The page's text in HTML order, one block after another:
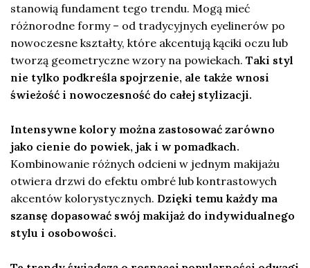
stanowią fundament tego trendu. Mogą mieć
różnorodne formy – od tradycyjnych eyelinerów po
nowoczesne kształty, które akcentują kąciki oczu lub
tworzą geometryczne wzory na powiekach. Taki styl
nie tylko podkreśla spojrzenie, ale także wnosi
świeżość i nowoczesność do całej stylizacji.
Intensywne kolory można zastosować zarówno
jako cienie do powiek, jak i w pomadkach.
Kombinowanie różnych odcieni w jednym makijażu
otwiera drzwi do efektu ombré lub kontrastowych
akcentów kolorystycznych. Dzięki temu każdy ma
szansę dopasować swój makijaż do indywidualnego
stylu i osobowości.